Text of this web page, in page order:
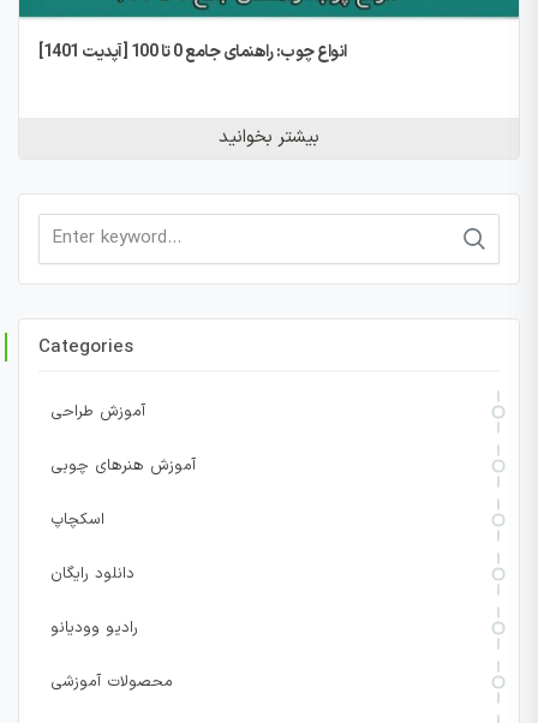
انواع چوب: راهنمای جامع 0 تا 100 [آپدیت 1401]
بیشتر بخوانید
Search
Categories
آموزش طراحی
آموزش هنرهای چوبی
اسکچاپ
دانلود رایگان
رادیو وودیانو
محصولات آموزشی